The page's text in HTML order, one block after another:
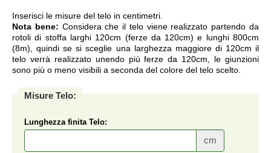
Inserisci le misure del telo in centimetri.
Nota bene: Considera che il telo viene realizzato partendo da
rotoli di stoffa larghi 120cm (ferze da 120cm) e lunghi 800cm
(8m), quindi se si sceglie una larghezza maggiore di 120cm il
telo verrà realizzato unendo più ferze da 120cm, le giunzioni
sono più o meno visibili a seconda del colore del telo scelto.
Misure Telo:
Lunghezza finita Telo:
cm